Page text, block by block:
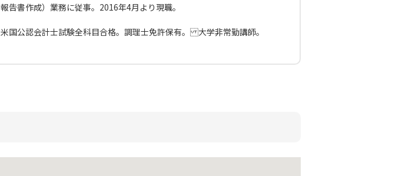
報告書作成）業務に従事。2016年4月より現職。
米国公認会計士試験全科目合格。調理士免許保有。 大学非常勤講師。